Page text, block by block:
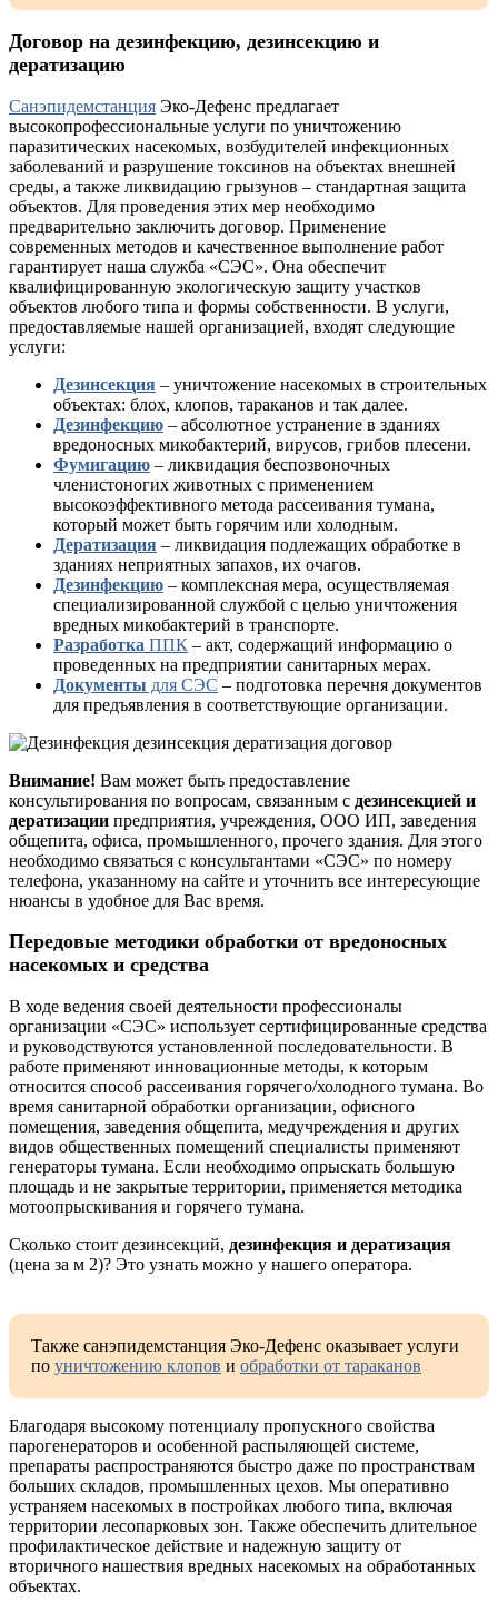
Договор на дезинфекцию, дезинсекцию и
дератизацию
Санэпидемстанция Эко-Дефенс предлагает
высокопрофессиональные услуги по уничтожению
паразитических насекомых, возбудителей инфекционных
заболеваний и разрушение токсинов на объектах внешней
среды, а также ликвидацию грызунов – стандартная защита
объектов. Для проведения этих мер необходимо
предварительно заключить договор. Применение
современных методов и качественное выполнение работ
гарантирует наша служба «СЭС». Она обеспечит
квалифицированную экологическую защиту участков
объектов любого типа и формы собственности. В услуги,
предоставляемые нашей организацией, входят следующие
услуги:
Дезинсекция – уничтожение насекомых в строительных
объектах: блох, клопов, тараканов и так далее.
Дезинфекцию – абсолютное устранение в зданиях
вредоносных микобактерий, вирусов, грибов плесени.
Фумигацию – ликвидация беспозвоночных
членистоногих животных с применением
высокоэффективного метода рассеивания тумана,
который может быть горячим или холодным.
Дератизация – ликвидация подлежащих обработке в
зданиях неприятных запахов, их очагов.
Дезинфекцию – комплексная мера, осуществляемая
специализированной службой с целью уничтожения
вредных микобактерий в транспорте.
Разработка ППК – акт, содержащий информацию о
проведенных на предприятии санитарных мерах.
Документы для СЭС – подготовка перечня документов
для предъявления в соответствующие организации.
Внимание! Вам может быть предоставление
консультирования по вопросам, связанным с дезинсекцией и
дератизации предприятия, учреждения, ООО ИП, заведения
общепита, офиса, промышленного, прочего здания. Для этого
необходимо связаться с консультантами «СЭС» по номеру
телефона, указанному на сайте и уточнить все интересующие
нюансы в удобное для Вас время.
Передовые методики обработки от вредоносных
насекомых и средства
В ходе ведения своей деятельности профессионалы
организации «СЭС» использует сертифицированные средства
и руководствуются установленной последовательности. В
работе применяют инновационные методы, к которым
относится способ рассеивания горячего/холодного тумана. Во
время санитарной обработки организации, офисного
помещения, заведения общепита, медучреждения и других
видов общественных помещений специалисты применяют
генераторы тумана. Если необходимо опрыскать большую
площадь и не закрытые территории, применяется методика
мотоопрыскивания и горячего тумана.
Сколько стоит дезинсекций, дезинфекция и дератизация
(цена за м 2)? Это узнать можно у нашего оператора.
Также санэпидемстанция Эко-Дефенс оказывает услуги
по уничтожению клопов и обработки от тараканов
Благодаря высокому потенциалу пропускного свойства
парогенераторов и особенной распыляющей системе,
препараты распространяются быстро даже по пространствам
больших складов, промышленных цехов. Мы оперативно
устраняем насекомых в постройках любого типа, включая
территории лесопарковых зон. Также обеспечить длительное
профилактическое действие и надежную защиту от
вторичного нашествия вредных насекомых на обработанных
объектах.